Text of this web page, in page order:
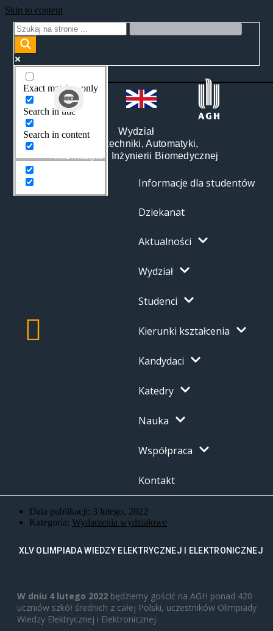
Skip to content
Exact matches only
Search in title
Search in content
Wydział
Elektrotechniki, Automatyki,
Informatyki i Inżynierii Biomedycznej
Informacje dla studentów
Dziekanat
Aktualności
Wydział
Studenci
Kierunki kształcenia
Kandydaci
Katedry
Nauka
Współpraca
Kontakt
Data publikacji: 3 lutego, 2022
Kategoria: Wydarzenia wydziałowe
XLV OLIMPIADA WIEDZY ELEKTRYCZNEJ I ELEKTRONICZNEJ
W dniu 4 lutego 2022 będziemy gościć na AGH ponad 420
uczniów szkół średnich z całej Polski, uczestników Olimpiady
Wiedzy Elektrycznej i Elektronicznej.